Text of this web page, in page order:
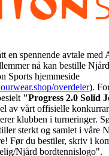
en spennende avtale med
nå kan bestille
Sports hjemmeside
overdeler).
"Progress 2.0 Solid
av vårt offisielle
klubben i turneringer.
sterkt og samlet i våre
Før du bestiler, skriv i
Njård bordtennislogo".